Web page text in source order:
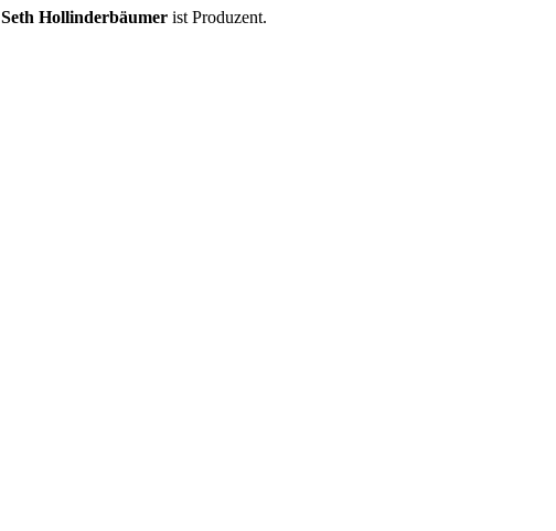
Seth Hollinderbäumer ist Produzent.